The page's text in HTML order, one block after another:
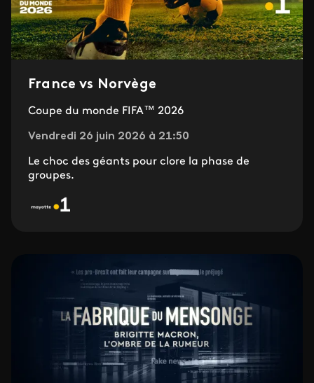
France vs Norvège
Coupe du monde FIFA™ 2026
Vendredi 26 juin 2026 à 21:50
Le choc des géants pour clore la phase de
groupes.